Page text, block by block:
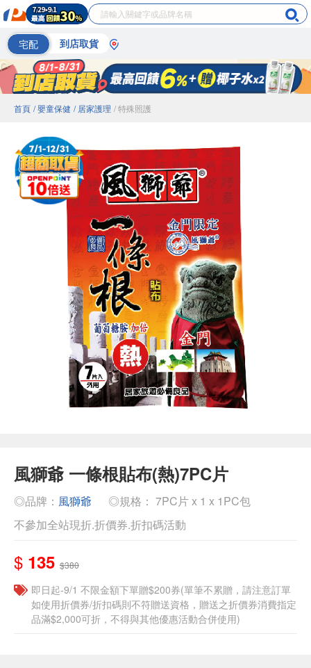
宅配 到店取貨
首頁 / 嬰童保健 / 居家護理 / 特殊照護
風獅爺 一條根貼布(熱)7PC片
◎品牌： 風獅爺
◎規格： 7PC片 x 1 x 1PC包
不參加全站現折.折價券.折扣碼活動
$ 135 $380
即日起-9/1 不限金額下單贈$200券(單筆不累贈，請注意訂單
如使用折價券/折扣碼則不符贈送資格，贈送之折價券消費指定
品滿$2,000可折，不得與其他優惠活動合併使用)